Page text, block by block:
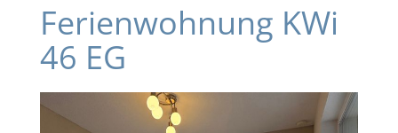
Ferienwohnung KWi
46 EG